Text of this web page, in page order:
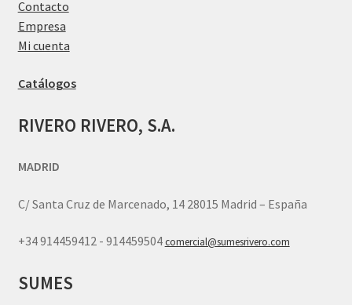
Contacto
Empresa
Mi cuenta
Catálogos
RIVERO RIVERO, S.A.
MADRID
C/ Santa Cruz de Marcenado, 14 28015 Madrid – España
+34 914459412 - 914459504comercial@sumesrivero.com
SUMES